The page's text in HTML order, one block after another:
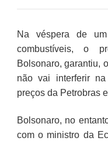
Na véspera de
combustíveis, o
Bolsonaro, garantiu,
não vai interferir
preços da Petrobras
Bolsonaro, no
com o ministro da